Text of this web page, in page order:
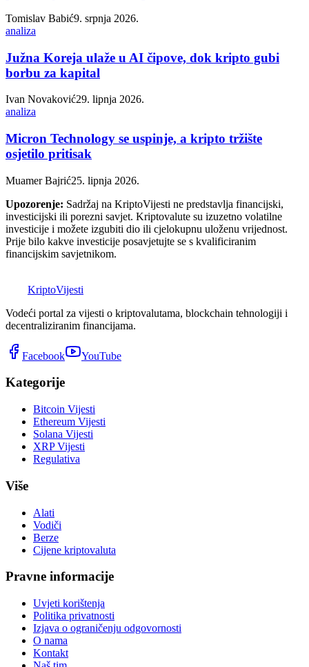
Tomislav Babić9. srpnja 2026.
analiza
Južna Koreja ulaže u AI čipove, dok kripto gubi
borbu za kapital
Ivan Novaković29. lipnja 2026.
analiza
Micron Technology se uspinje, a kripto tržište
osjetilo pritisak
Muamer Bajrić25. lipnja 2026.
Upozorenje: Sadržaj na KriptoVijesti ne predstavlja financijski,
investicijski ili porezni savjet. Kriptovalute su izuzetno volatilne
investicije i možete izgubiti dio ili cjelokupnu uloženu vrijednost.
Prije bilo kakve investicije posavjetujte se s kvalificiranim
financijskim savjetnikom.
KriptoVijesti
Vodeći portal za vijesti o kriptovalutama, blockchain tehnologiji i
decentraliziranim financijama.
Facebook YouTube
Kategorije
Bitcoin Vijesti
Ethereum Vijesti
Solana Vijesti
XRP Vijesti
Regulativa
Više
Alati
Vodiči
Berze
Cijene kriptovaluta
Pravne informacije
Uvjeti korištenja
Politika privatnosti
Izjava o ograničenju odgovornosti
O nama
Kontakt